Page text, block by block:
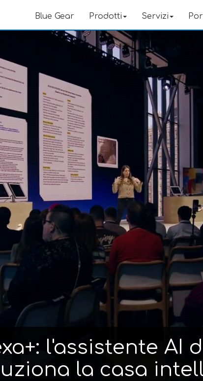
Blue Gear Prodotti Servizi
l'assistente AI
la casa